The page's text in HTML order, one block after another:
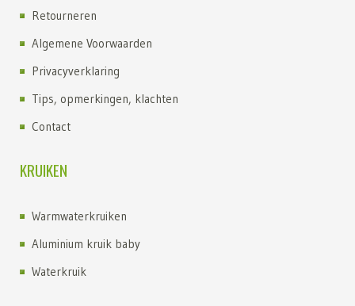
Retourneren
Algemene Voorwaarden
Privacyverklaring
Tips, opmerkingen, klachten
Contact
KRUIKEN
Warmwaterkruiken
Aluminium kruik baby
Waterkruik